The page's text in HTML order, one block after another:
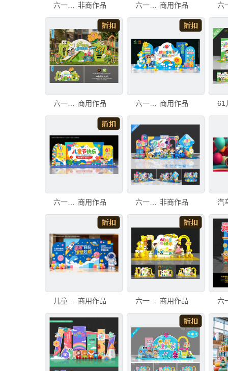
非商作品 六一儿童节美陈 商用作品
六一儿童节美陈 商用作品 六一儿童节美陈 商用作品
商用作品 六一美陈 非商作品
商用作品 六一儿童节 商用作品